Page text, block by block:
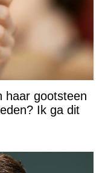
haar gootsteen
Ik ga dit